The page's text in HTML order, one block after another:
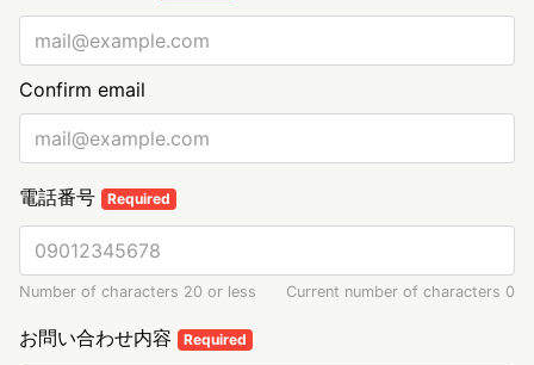
Confirm email
電話番号 Required
Number of characters 20 or less Current number of characters 0
お問い合わせ内容 Required